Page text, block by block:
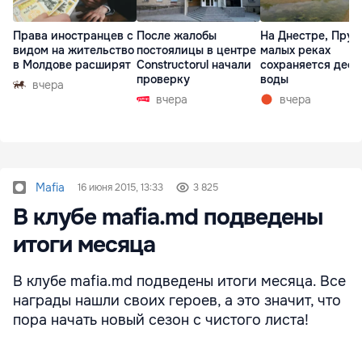
Права иностранцев с
видом на жительство
в Молдове расширят
вчера
После жалобы
постоялицы в центре
Constructorul начали
проверку
вчера
На Днестре,
малых реках
сохраняется
воды
вчера
Mafia 16 июня 2015, 13:33 3 825
В клубе mafia.md подведены
итоги месяца
В клубе mafia.md подведены итоги месяца. Все
награды нашли своих героев, а это значит, что
пора начать новый сезон с чистого листа!